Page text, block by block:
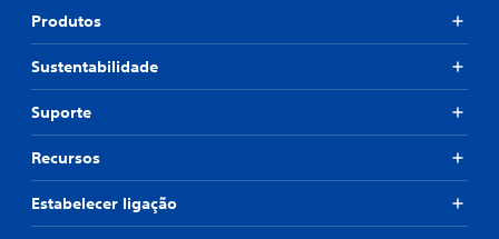
Produtos
Sustentabilidade
Suporte
Recursos
Estabelecer ligação